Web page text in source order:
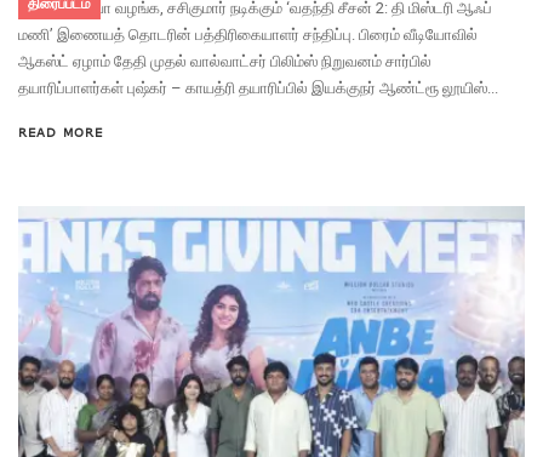
திரைப்படம்
பிரைம் வீடியோ வழங்க, சசிகுமார் நடிக்கும் ‘வதந்தி சீசன் 2: தி மிஸ்டரி ஆஃப்
மணி’ இணையத் தொடரின் பத்திரிகையாளர் சந்திப்பு. பிரைம் வீடியோவில்
ஆகஸ்ட் ஏழாம் தேதி முதல் வால்வாட்சர் பிலிம்ஸ் நிறுவனம் சார்பில்
தயாரிப்பாளர்கள் புஷ்கர் – காயத்ரி தயாரிப்பில் இயக்குநர் ஆண்ட்ரூ லூயிஸ்...
READ MORE